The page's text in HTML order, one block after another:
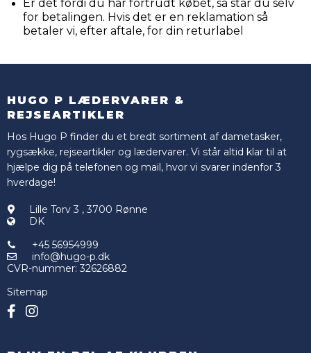
Er det fordi du har fortrudt købet, så står du selv
for betalingen. Hvis det er en reklamation så
betaler vi, efter aftale, for din returlabel
HUGO P LÆDERVARER &
REJSEARTIKLER
Hos Hugo P finder du et bredt sortiment af dametasker,
rygsække, rejseartikler og lædervarer. Vi står altid klar til at
hjælpe dig på telefonen og mail, hvor vi svarer indenfor 3
hverdage!
Lille Torv 3 ,3700 Rønne
DK
+45 56954999
info@hugo-p.dk
CVR-nummer: 32626882
Sitemap